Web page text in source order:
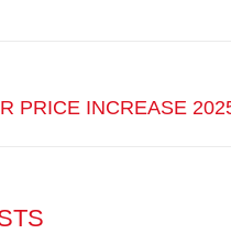
PRICE INCREASE